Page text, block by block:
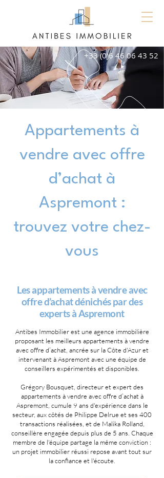
+33 (0)6 46 06 43 52
Appartements à
vendre avec offre
d’achat à
Aspremont :
trouvez votre chez-
vous
Les appartements à vendre avec
offre d’achat dénichés par des
experts à Aspremont
Antibes Immobilier est une agence immobilière
proposant les meilleurs appartements à vendre
avec offre d’achat, ancrée sur la Côte d'Azur et
intervenant à Aspremont avec une équipe de
conseillers expérimentés et disponibles.
Grégory Bousquet, directeur et expert des
appartements à vendre avec offre d’achat à
Aspremont, cumule 9 ans d'expérience dans le
secteur, aux côtés de Philippe Delrue et ses 400
transactions réalisées, et de Malika Rolland,
conseillère engagée depuis plus de 5 ans. Chaque
membre de l'équipe partage la même conviction :
un projet immobilier réussi repose avant tout sur
la confiance et l'écoute.